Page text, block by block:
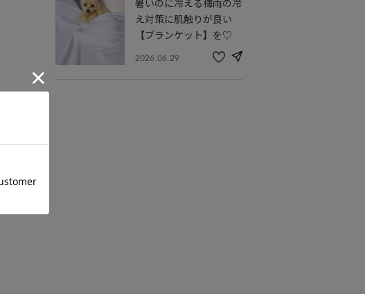
に
入
り
暑いのに冷える梅雨の冷
え対策に肌触りが良い
【ブランケット】を♡
2026.06.29